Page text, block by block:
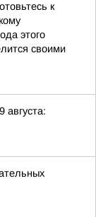
к
этого
своими
августа: